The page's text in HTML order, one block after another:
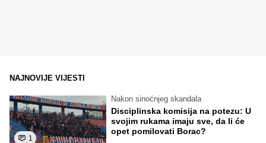
NAJNOVIJE VIJESTI
1
Nakon sinoćnjeg skandala
Disciplinska komisija na potezu: U
svojim rukama imaju sve, da li će
opet pomilovati Borac?